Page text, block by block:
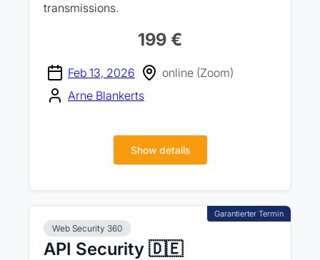
transmissions.
199 €
Feb 13, 2026
online (Zoom)
Arne Blankerts
Show details
Web Security 360
API Security 🇩🇪